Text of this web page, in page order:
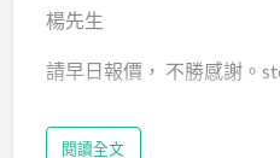
楊先生
請早日報價， 不勝感謝。
閱讀全文